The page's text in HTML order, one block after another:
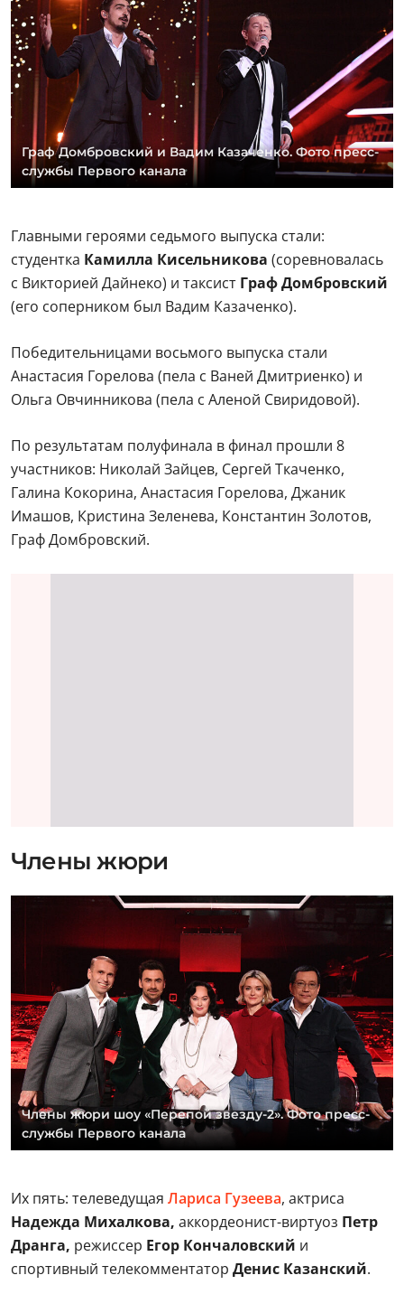
Граф Домбровский и Вадим Казаченко. Фото пресс-
службы Первого канала
Главными героями седьмого выпуска стали:
студентка Камилла Кисельникова (соревновалась
с Викторией Дайнеко) и таксист Граф Домбровский
(его соперником был Вадим Казаченко).
Победительницами восьмого выпуска стали
Анастасия Горелова (пела с Ваней Дмитриенко) и
Ольга Овчинникова (пела с Аленой Свиридовой).
По результатам полуфинала в финал прошли 8
участников: Николай Зайцев, Сергей Ткаченко,
Галина Кокорина, Анастасия Горелова, Джаник
Имашов, Кристина Зеленева, Константин Золотов,
Граф Домбровский.
Члены жюри
Члены жюри шоу «Перепой звезду-2». Фото пресс-
службы Первого канала
Их пять: телеведущая Лариса Гузеева, актриса
Надежда Михалкова, аккордеонист-виртуоз Петр
Дранга, режиссер Егор Кончаловский и
спортивный телекомментатор Денис Казанский.